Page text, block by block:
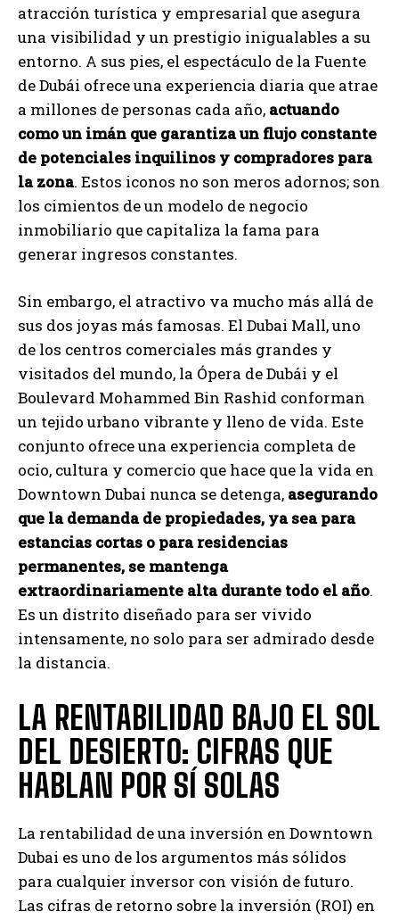
atracción turística y empresarial que asegura
una visibilidad y un prestigio inigualables a su
entorno. A sus pies, el espectáculo de la Fuente
de Dubái ofrece una experiencia diaria que atrae
a millones de personas cada año, actuando
como un imán que garantiza un flujo constante
de potenciales inquilinos y compradores para
la zona. Estos iconos no son meros adornos; son
los cimientos de un modelo de negocio
inmobiliario que capitaliza la fama para
generar ingresos constantes.
Sin embargo, el atractivo va mucho más allá de
sus dos joyas más famosas. El Dubai Mall, uno
de los centros comerciales más grandes y
visitados del mundo, la Ópera de Dubái y el
Boulevard Mohammed Bin Rashid conforman
un tejido urbano vibrante y lleno de vida. Este
conjunto ofrece una experiencia completa de
ocio, cultura y comercio que hace que la vida en
Downtown Dubai nunca se detenga, asegurando
que la demanda de propiedades, ya sea para
estancias cortas o para residencias
permanentes, se mantenga
extraordinariamente alta durante todo el año.
Es un distrito diseñado para ser vivido
intensamente, no solo para ser admirado desde
la distancia.
LA RENTABILIDAD BAJO EL SOL
DEL DESIERTO: CIFRAS QUE
HABLAN POR SÍ SOLAS
La rentabilidad de una inversión en Downtown
Dubai es uno de los argumentos más sólidos
para cualquier inversor con visión de futuro.
Las cifras de retorno sobre la inversión (ROI) en